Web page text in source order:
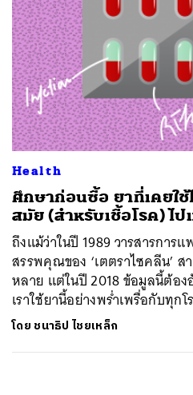
Health
ศึกษาก่อนซื้อ ยาที่เคยใ
สมัย (สำหรับเชื้อโรค) ไป
ถึงแม้ว่าในปี 1989 วารสารการ
สรรพคุณของ ‘เตตราไซคลีน’ ส
หลาย แต่ในปี 2018 ข้อมูลนี้ต้อ
เราใช้ยานี้อย่างพร่ำเพรื่อกับทุกโ
โดย ชนาธิป ไชยเหล็ก